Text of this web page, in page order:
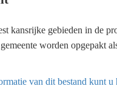
kansrijke gebieden in de
worden opgepakt
van dit bestand kunt u